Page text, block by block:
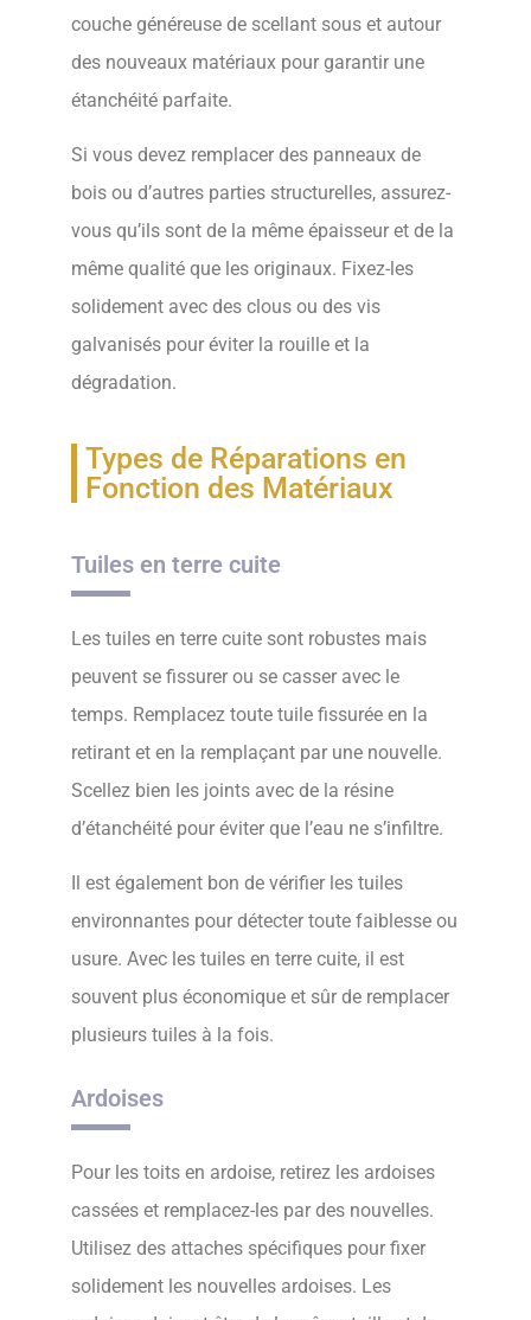
couche généreuse de scellant sous et autour
des nouveaux matériaux pour garantir une
étanchéité parfaite.
Si vous devez remplacer des panneaux de
bois ou d’autres parties structurelles, assurez-
vous qu’ils sont de la même épaisseur et de la
même qualité que les originaux. Fixez-les
solidement avec des clous ou des vis
galvanisés pour éviter la rouille et la
dégradation.
Types de Réparations en
Fonction des Matériaux
Tuiles en terre cuite
Les tuiles en terre cuite sont robustes mais
peuvent se fissurer ou se casser avec le
temps. Remplacez toute tuile fissurée en la
retirant et en la remplaçant par une nouvelle.
Scellez bien les joints avec de la résine
d’étanchéité pour éviter que l’eau ne s’infiltre.
Il est également bon de vérifier les tuiles
environnantes pour détecter toute faiblesse ou
usure. Avec les tuiles en terre cuite, il est
souvent plus économique et sûr de remplacer
plusieurs tuiles à la fois.
Ardoises
Pour les toits en ardoise, retirez les ardoises
cassées et remplacez-les par des nouvelles.
Utilisez des attaches spécifiques pour fixer
solidement les nouvelles ardoises. Les